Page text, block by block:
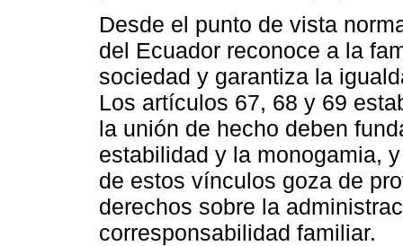
Desde el punto de vista
del Ecuador reconoce a la
sociedad y garantiza la
Los artículos 67, 68 y 69
la unión de hecho deben
estabilidad y la monogamia,
de estos vínculos goza de
derechos sobre la
corresponsabilidad familiar.